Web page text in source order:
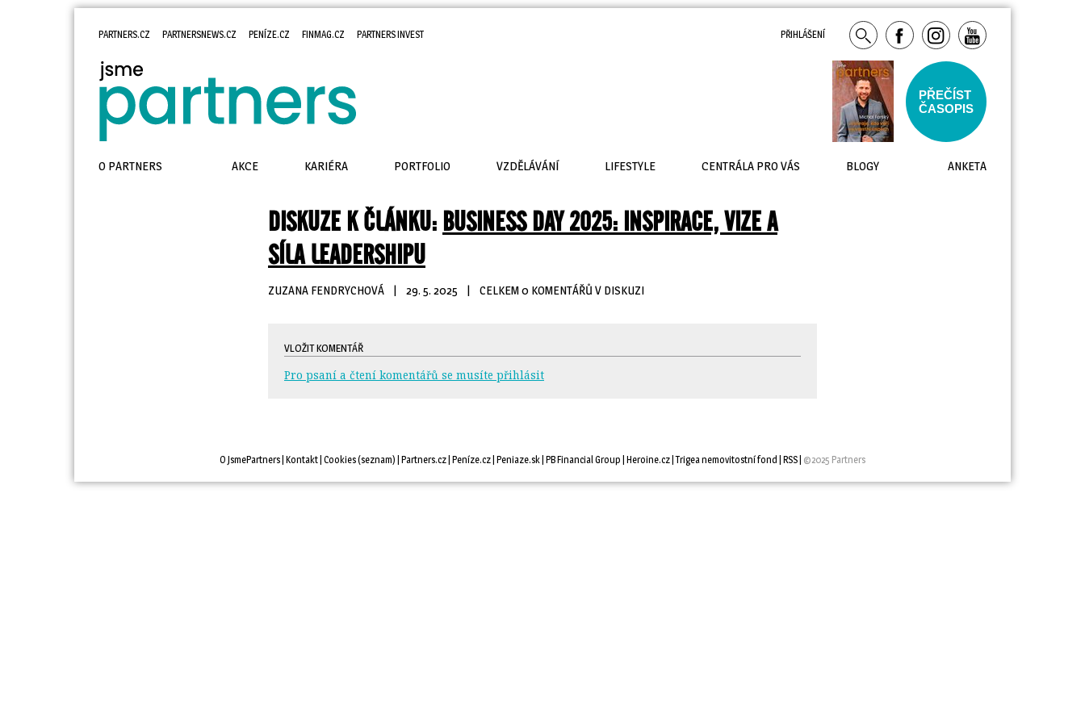
DISKUZE K ČLÁNKU: BUSINESS DAY 2025: INSPIRACE, VIZE A
SÍLA LEADERSHIPU
ZUZANA FENDRYCHOVÁ | 29. 5. 2025 | CELKEM 0 KOMENTÁŘŮ V DISKUZI
VLOŽIT KOMENTÁŘ
Pro psaní a čtení komentářů se musíte přihlásit
PARTNERS.CZ PARTNERSNEWS.CZ PENÍZE.CZ FINMAG.CZ PARTNERS INVEST PŘIHLÁŠENÍ
PŘEČÍST
ČASOPIS
O PARTNERS AKCE KARIÉRA PORTFOLIO VZDĚLÁVÁNÍ LIFESTYLE CENTRÁLA PRO VÁS BLOGY ANKETA
O JsmePartners Kontakt Cookies(seznam) | Partners.cz Peníze.cz Peniaze.sk PB Financial Group Heroine.cz | Trigea nemovitostní fond RSS ©2025 Partners